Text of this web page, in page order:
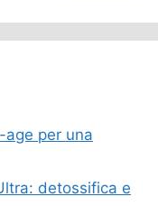
per una
detossifica e